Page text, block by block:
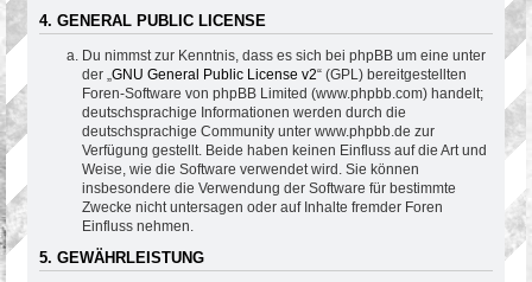
4. GENERAL PUBLIC LICENSE
Du nimmst zur Kenntnis, dass es sich bei phpBB um eine unter
der „GNU General Public License v2“ (GPL) bereitgestellten
Foren-Software von phpBB Limited (www.phpbb.com) handelt;
deutschsprachige Informationen werden durch die
deutschsprachige Community unter www.phpbb.de zur
Verfügung gestellt. Beide haben keinen Einfluss auf die Art und
Weise, wie die Software verwendet wird. Sie können
insbesondere die Verwendung der Software für bestimmte
Zwecke nicht untersagen oder auf Inhalte fremder Foren
Einfluss nehmen.
5. GEWÄHRLEISTUNG